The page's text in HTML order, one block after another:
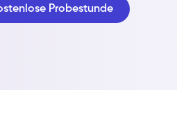
Probestunde